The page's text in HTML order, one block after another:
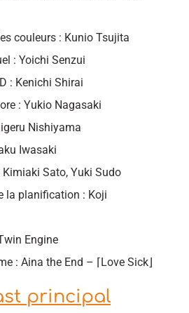
couleurs : Kunio Tsujita
: Yoichi Senzui
: Kenichi Shirai
: Yukio Nagasaki
Nishiyama
Iwasaki
Kimiaki Sato, Yuki Sudo
la planification : Koji
Engine
: Aina the End – ⌈Love Sick⌋
principal